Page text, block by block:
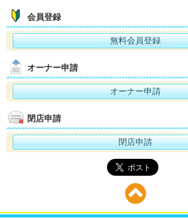
会員登録
無料会員登録
オーナー申請
オーナー申請
閉店申請
閉店申請